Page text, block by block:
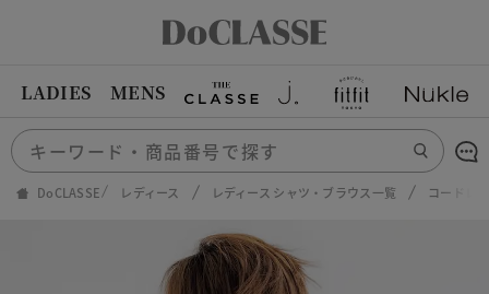
LADIES MENS
DoCLASSE レディース レディース シャツ・ブラウス一覧 コードレ